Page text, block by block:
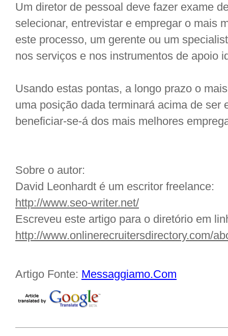
Um diretor de pessoal deve fazer exame
selecionar, entrevistar e empregar o mais
este processo, um gerente ou um
nos serviços e nos instrumentos de apoio
Usando estas pontas, a longo prazo o
uma posição dada terminará acima de ser
beneficiar-se-á dos mais melhores
Sobre o autor:
David Leonhardt é um escritor freelance:
http://www.seo-writer.net/
Escreveu este artigo para o diretório em
http://www.onlinerecruitersdirectory.com/
Artigo Fonte: Messaggiamo.Com